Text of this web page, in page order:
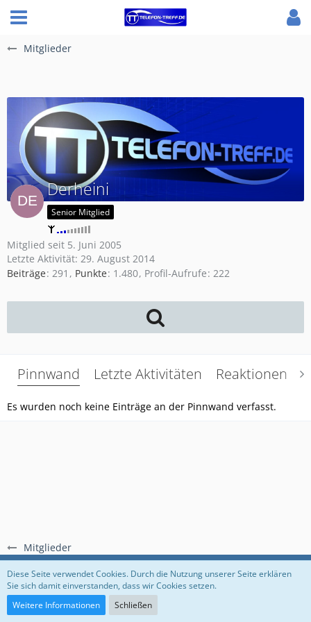
Mitglieder
Mitglieder
Derheini
Senior Mitglied
Mitglied seit 5. Juni 2005
Letzte Aktivität: 29. August 2014
Beiträge 291 Punkte 1.480 Profil-Aufrufe 222
Pinnwand Letzte Aktivitäten Reaktionen
Es wurden noch keine Einträge an der Pinnwand verfasst.
Regeln Datenschutzerklärung Impressum
Community-Software:
Diese Seite verwendet Cookies. Durch die Nutzung unserer Seite erklären
Sie sich damit einverstanden, dass wir Cookies setzen.
Weitere Informationen
Schließen